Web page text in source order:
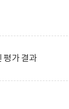
평가 결과